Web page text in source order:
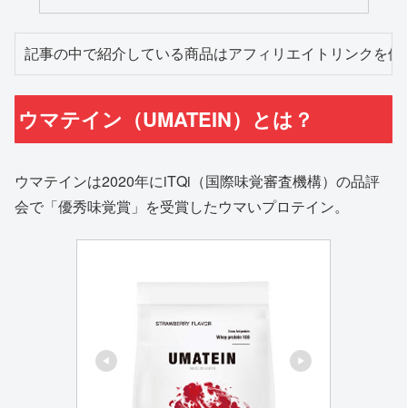
記事の中で紹介している商品はアフィリエイトリンクを
ウマテイン（UMATEIN）とは？
ウマテインは2020年にiTQi（国際味覚審査機構）の品評
会で「優秀味覚賞」を受賞したウマいプロテイン。